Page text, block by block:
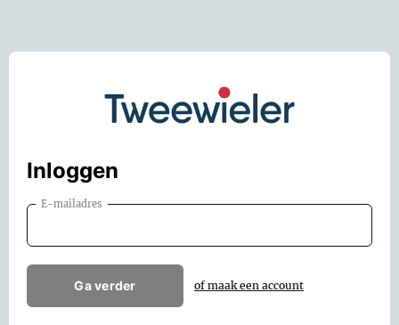
Inloggen
E-mailadres
Ga verder of maak een account